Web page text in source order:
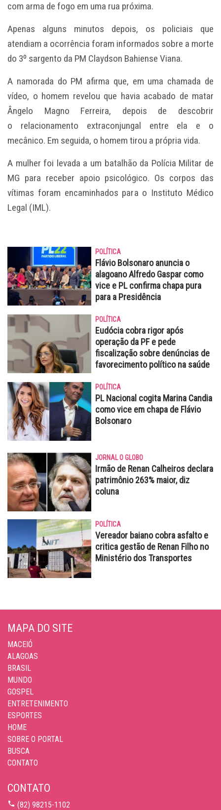
com arma de fogo em uma rua próxima.
Apenas alguns minutos depois, os policiais que
atendiam a ocorrência foram informados sobre a morte
do 3º sargento da PM Claydson Bahiense Viana.
A namorada do PM afirma que, em uma chamada de
vídeo, o homem revelou que havia acabado de matar
Ângelo Magno Ferreira, depois de descobrir
o relacionamento extraconjungal entre ela e o
mecânico. Em seguida, o homem tirou a própria vida.
A mulher foi levada a um batalhão da Polícia Militar de
MG para receber apoio psicológico. Os corpos das
vítimas foram encaminhados para o Instituto Médico
Legal (IML).
POLÍTICA
Flávio Bolsonaro anuncia o
alagoano Alfredo Gaspar como
vice e PL confirma chapa pura
para a Presidência
POLÍTICA
Eudócia cobra rigor após
operação da PF e pede
fiscalização sobre denúncias de
favorecimento político na saúde
POLÍTICA
PL Nacional cogita Marina Candia
como vice em chapa de Flávio
Bolsonaro
JORNAL O GLOBO
Irmão de Renan Calheiros declara
patrimônio 263% maior, diz
coluna
POLÍTICA
Vereador baiano cobra asfalto e
critica gestão de Renan Filho no
Ministério dos Transportes
MAPA DO SITE
MACEIÓ
ALAGOAS
BRASIL
MUNDO
GOSPEL
ENTRETENIMENTO
ESPORTES
HOME
SOBRE O PORTAL
BUSCA
CONTATO
CONTATO
(82) 98215-1102